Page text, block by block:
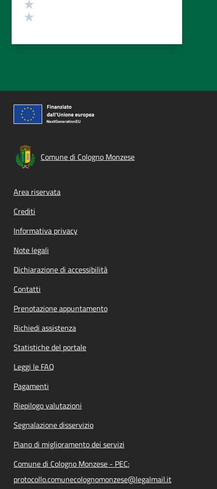
Comune di Cologno Monzese
Footer menu
Area riservata
Crediti
Informativa privacy
Note legali
Dichiarazione di accessibilità
Contatti
Prenotazione appuntamento
Richiedi assistenza
Statistiche del portale
Leggi le FAQ
Pagamenti
Riepilogo valutazioni
Segnalazione disservizio
Piano di miglioramento dei servizi
Comune di Cologno Monzese - PEC:
protocollo.comunecolognomonzese@legalmail.it